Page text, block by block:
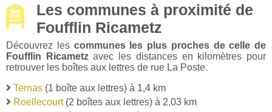
Les communes à proximité de
Foufflin Ricametz
Découvrez les communes les plus proches de celle de
Foufflin Ricametzavec les distances en kilomètres pour
retrouver les boîtes aux lettres de rue La Poste.
Ternas (1 boîte aux lettres) à 1,4 km
Roellecourt(2 boîtes aux lettres) à 2,03 km